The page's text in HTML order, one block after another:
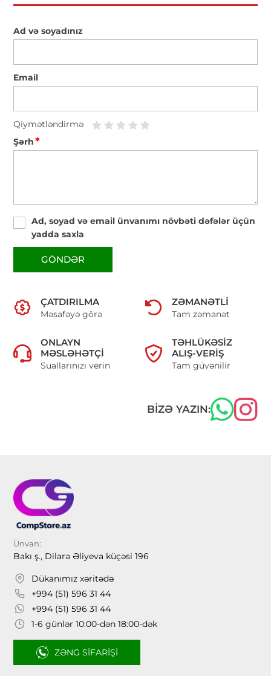
Ad və soyadınız
Email
Qiymətləndirmə
Şərh*
Ad, soyad və email ünvanımı növbəti dəfələr üçün
yadda saxla
GÖNDƏR
ÇATDIRILMA
Məsafəyə görə
ZƏMANƏTLI
Tam zəmanət
ONLAYN
MƏSLƏHƏTÇI
Suallarınızı verin
TƏHLÜKƏSIZ
ALIŞ-VERIŞ
Tam güvənilir
BIZƏ YAZIN:
Ünvan:
Bakı ş., Dilarə Əliyeva küçəsi 196
Dükanımız xəritədə
+994 (51) 596 31 44
+994 (51) 596 31 44
1-6 günlər 10:00-dən 18:00-dək
ZƏNG SIFARIŞI